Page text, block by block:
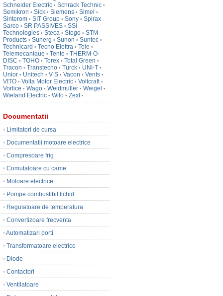
Schneider Electric • Schrack Technic •
Semikron • Sick • Siemens • Simel •
Sinterom • SIT Group • Sony • Spirax
Sarco • SR PASSIVES • SSi
Technologies • Steca • Stego • STM
Products • Sunerg • Sunon • Suntec •
Technicard • Tecno Elettra • Tele •
Telemecanique • Tente • THERM-O-
DISC • TOHO • Torex • Total Green •
Tracon • Transtecno • Turck • UNI-T •
Unior • Unitech • V S • Vacon • Vents •
VITO • Volta Motor Electric • Voltcraft •
Vortice • Wago • Weidmuller • Weigel •
Wieland Electric • Wilo • Zext •
Documentatii
• Limitatori de cursa
• Documentatii motoare electrice
• Compresoare frig
• Comutatoare cu came
• Motoare electrice
• Pompe combustibil lichid
• Regulatoare de temperatura
• Convertizoare frecventa
•Automatizari porti
• Transformatoare electrice
• Diode
• Contactori
• Ventilatoare